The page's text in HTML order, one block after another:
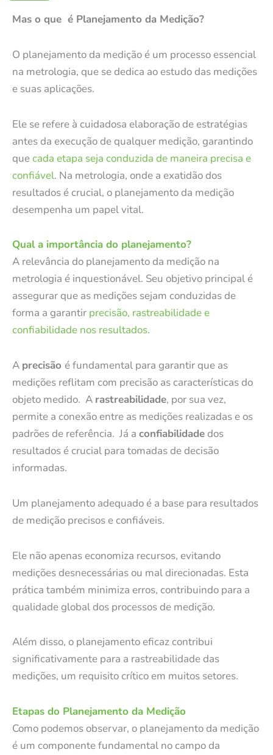
Mas o que é Planejamento da Medição?
O planejamento da medição é um processo essencial
na metrologia, que se dedica ao estudo das medições
e suas aplicações.
Ele se refere à cuidadosa elaboração de estratégias
antes da execução de qualquer medição, garantindo
quecada etapa seja conduzida de maneira precisa e
confiável. Na metrologia, onde a exatidão dos
resultados é crucial, o planejamento da medição
desempenha um papel vital.
Qual a importância do planejamento?
A relevância do planejamento da medição na
metrologia é inquestionável. Seu objetivo principal é
assegurar que as medições sejam conduzidas de
forma a garantir precisão, rastreabilidade e
confiabilidade nos resultados.
A precisão é fundamental para garantir que as
medições reflitam com precisão as características do
objeto medido. A rastreabilidade, por sua vez,
permite a conexão entre as medições realizadas e os
padrões de referência. Já a confiabilidade dos
resultados é crucial para tomadas de decisão
informadas.
Um planejamento adequado é a base para resultados
de medição precisos e confiáveis.
Ele não apenas economiza recursos, evitando
medições desnecessárias ou mal direcionadas. Esta
prática também minimiza erros, contribuindo para a
qualidade global dos processos de medição.
Além disso, o planejamento eficaz contribui
significativamente para a rastreabilidade das
medições, um requisito crítico em muitos setores.
Etapas do Planejamento da Medição
Como podemos observar, o planejamento da medição
é um componente fundamental no campo da